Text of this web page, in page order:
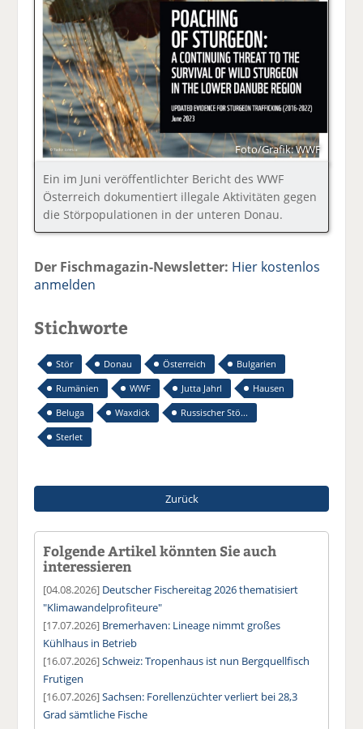
Foto/Grafik: WWF
Ein im Juni veröffentlichter Bericht des WWF
Österreich dokumentiert illegale Aktivitäten gegen
die Störpopulationen in der unteren Donau.
Der Fischmagazin-Newsletter: Hier kostenlos
anmelden
Stichworte
Stör Donau Österreich
Bulgarien
Rumänien
WWF Jutta Jahrl
Hausen
Beluga
Waxdick
Russischer Stö...
Sterlet
Zurück
Folgende Artikel könnten Sie auch
interessieren
[04.08.2026] Deutscher Fischereitag 2026 thematisiert
"Klimawandelprofiteure"
[17.07.2026] Bremerhaven: Lineage nimmt großes
Kühlhaus in Betrieb
[16.07.2026]Schweiz: Tropenhaus ist nun Bergquellfisch
Frutigen
[16.07.2026]Sachsen: Forellenzüchter verliert bei 28,3
Grad sämtliche Fische